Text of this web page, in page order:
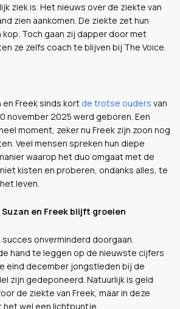
ziek is. Het nieuws over de ziekte van
zien aankomen. De ziekte zet hun
Toch gaan zij dapper door met
ze zelfs coach te blijven bij The Voice.
en Freek sinds kort de trotse ouders van
november 2025 werd geboren. Een
moment, zeker nu Freek zijn zoon nog
Veel mensen spreken hun diepe
waarop het duo omgaat met de
kisten en proberen, ondanks alles, te
leven.
en Freek blijft groeien
onverminderd doorgaan.
hand te leggen op de nieuwste cijfers
eind december jongstleden bij de
zijn gedeponeerd. Natuurlijk is geld
de ziekte van Freek, maar in deze
wel een lichtpuntje.